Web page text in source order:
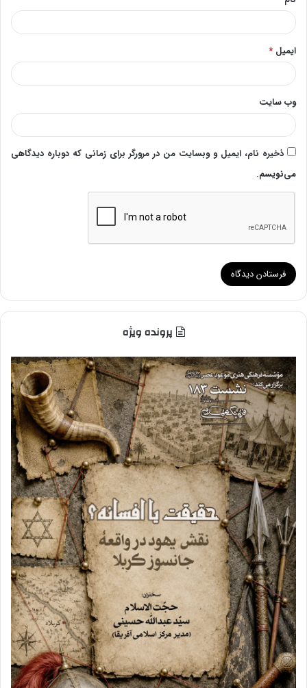
ایمیل *
وب‌ سایت
ذخیره نام، ایمیل و وبسایت من در مرورگر برای زمانی که دوباره دیدگاهی
می‌نویسم.
پرونده ویژه